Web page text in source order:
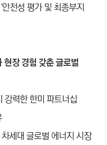
전성 평가 및 최종부지
장 경험 갖춘 글로벌
강력한 한미 파트너십
세대 글로벌 에너지 시장